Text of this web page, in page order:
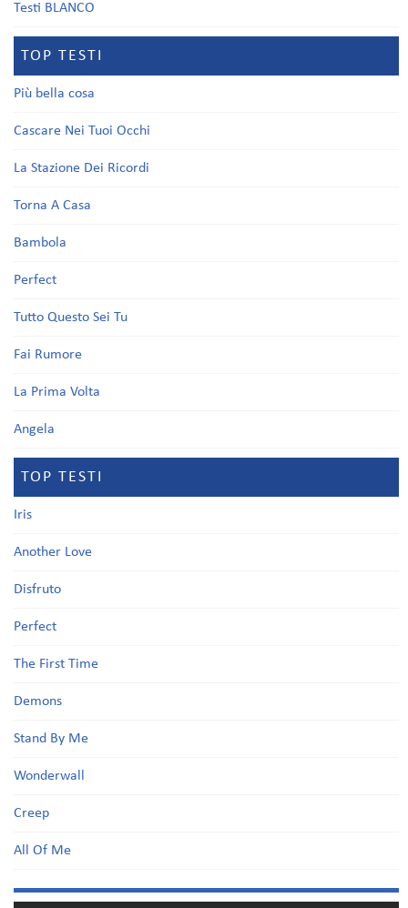
Testi BLANCO
TOP TESTI
Più bella cosa
Cascare Nei Tuoi Occhi
La Stazione Dei Ricordi
Torna A Casa
Bambola
Perfect
Tutto Questo Sei Tu
Fai Rumore
La Prima Volta
Angela
TOP TESTI
Iris
Another Love
Disfruto
Perfect
The First Time
Demons
Stand By Me
Wonderwall
Creep
All Of Me